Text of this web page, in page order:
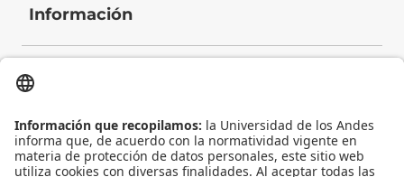
Información
Contacto